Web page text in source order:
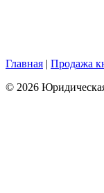
Главная | Продажа
© 2026